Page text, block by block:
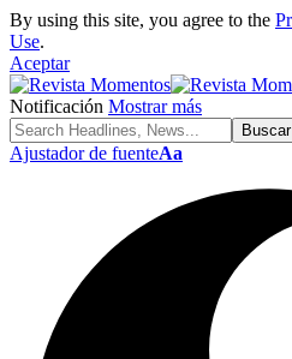
By using this site, you agree to the
Use.
Aceptar
Notificación Mostrar más
Ajustador de fuenteAa